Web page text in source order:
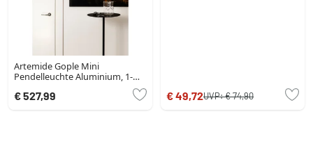
Artemide Gople Mini
Pendelleuchte Aluminium, 1-
€ 527,99 € 49,72UVP:€ 74,90